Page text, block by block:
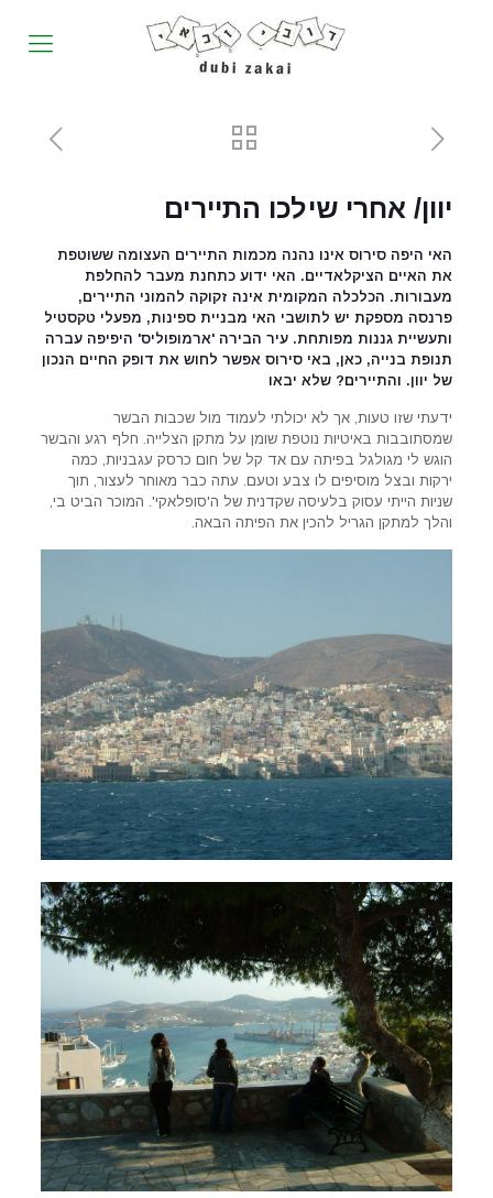
יוון/ אחרי שילכו התיירים
האי היפה סירוס אינו נהנה מכמות התיירים העצומה ששוטפת
את האיים הציקלאדיים. האי ידוע כתחנת מעבר להחלפת
מעבורות. הכלכלה המקומית אינה זקוקה להמוני התיירים,
פרנסה מספקת יש לתושבי האי מבניית ספינות, מפעלי טקסטיל
ותעשיית גננות מפותחת. עיר הבירה 'ארמופוליס' היפיפה עברה
תנופת בנייה, כאן, באי סירוס אפשר לחוש את דופק החיים הנכון
של יוון. והתיירים? שלא יבאו
ידעתי שזו טעות, אך לא יכולתי לעמוד מול שכבות הבשר
שמסתובבות באיטיות נוטפת שומן על מתקן הצלייה. חלף רגע והבשר
הוגש לי מגולגל בפיתה עם אד קל של חום כרסק עגבניות, כמה
ירקות ובצל מוסיפים לו צבע וטעם. עתה כבר מאוחר לעצור, תוך
שניות הייתי עסוק בלעיסה שקדנית של ה'סופלאקי'. המוכר הביט בי,
והלך למתקן הגריל להכין את הפיתה הבאה.